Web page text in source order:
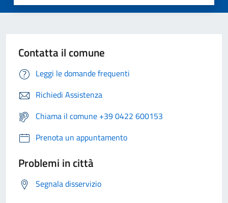
Contatta il comune
Leggi le domande frequenti
Richiedi Assistenza
Chiama il comune +39 0422 600153
Prenota un appuntamento
Problemi in città
Segnala disservizio